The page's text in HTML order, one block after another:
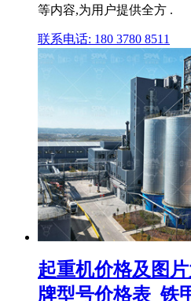
等内容,为用户提供全方 .
联系电话: 180 3780 8511
起重机价格及图
牌型号价格表_铁